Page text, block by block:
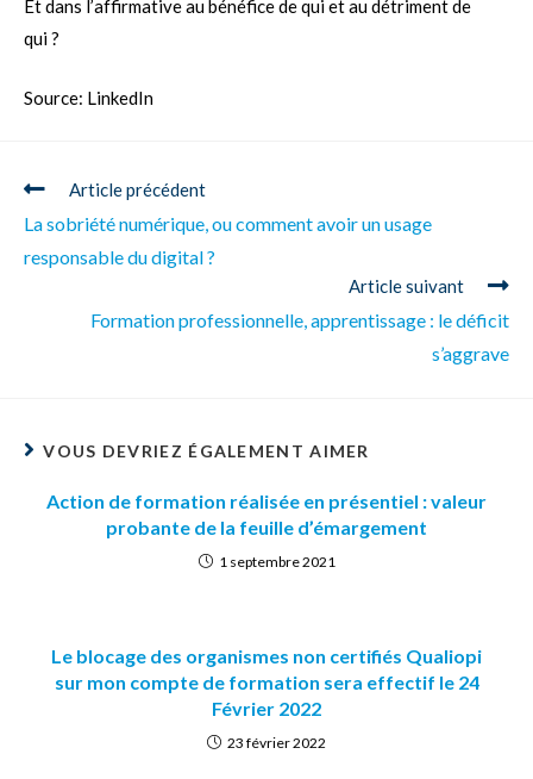
Et dans l’affirmative au bénéfice de qui et au détriment de
qui ?
Source: LinkedIn
Article précédent
La sobriété numérique, ou comment avoir un usage
responsable du digital ?
Article suivant
Formation professionnelle, apprentissage : le déficit
s’aggrave
VOUS DEVRIEZ ÉGALEMENT AIMER
Action de formation réalisée en présentiel : valeur
probante de la feuille d’émargement
1 septembre 2021
Le blocage des organismes non certifiés Qualiopi
sur mon compte de formation sera effectif le 24
Février 2022
23 février 2022